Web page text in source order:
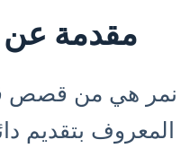
مقدمة عن
هي من قصص
المعروف بتقديم